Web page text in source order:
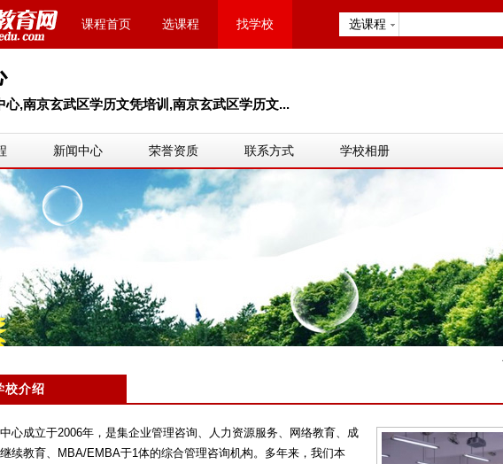
课程首页 选课程 找学校 选课程
,南京玄武区学历文凭培训,南京玄武区学历文...
新闻中心 荣誉资质 联系方式 学校相册
校介绍
心成立于2006年，是集企业管理咨询、人力资源服务、网络教育、成
续教育、MBA/EMBA于1体的综合管理咨询机构。多年来，我们本